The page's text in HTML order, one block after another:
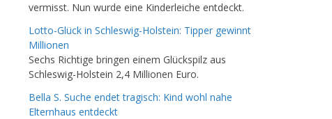
vermisst. Nun wurde eine Kinderleiche entdeckt.
Lotto-Glück in Schleswig-Holstein: Tipper gewinnt
Millionen
Sechs Richtige bringen einem Glückspilz aus
Schleswig-Holstein 2,4 Millionen Euro.
Bella S. Suche endet tragisch: Kind wohl nahe
Elternhaus entdeckt